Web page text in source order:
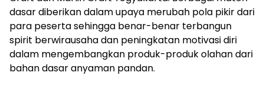
dasar diberikan dalam upaya merubah pola pikir dari
para peserta sehingga benar-benar terbangun
spirit berwirausaha dan peningkatan motivasi diri
dalam mengembangkan produk-produk olahan dari
bahan dasar anyaman pandan.